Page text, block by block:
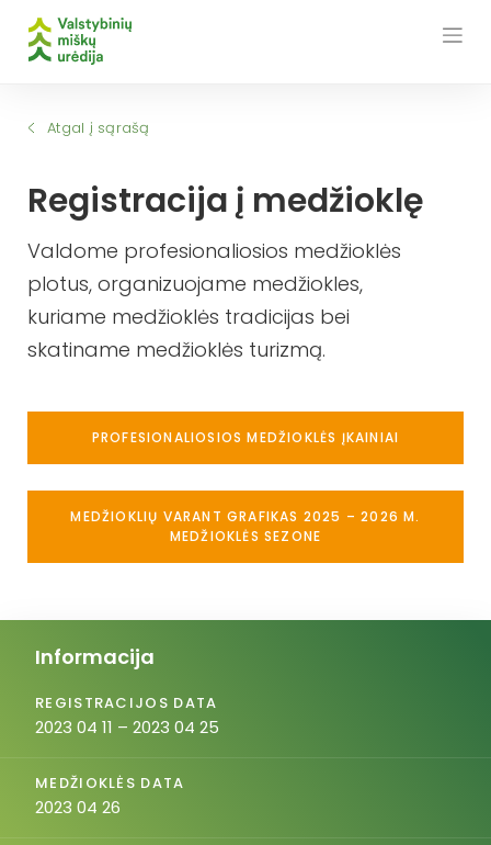
Atgal į sąrašą
Registracija į medžioklę
Valdome profesionaliosios medžioklės
plotus, organizuojame medžiokles,
kuriame medžioklės tradicijas bei
skatiname medžioklės turizmą.
PROFESIONALIOSIOS MEDŽIOKLĖS ĮKAINIAI
MEDŽIOKLIŲ VARANT GRAFIKAS 2025 – 2026 M.
MEDŽIOKLĖS SEZONE
Informacija
REGISTRACIJOS DATA
2023 04 11 – 2023 04 25
MEDŽIOKLĖS DATA
2023 04 26